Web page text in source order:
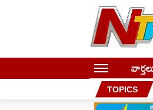
TOPICS